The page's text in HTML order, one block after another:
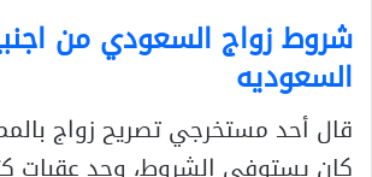
شروط زواج السعودي من
السعوديه
قال أحد مستخرجي تصريح زواج